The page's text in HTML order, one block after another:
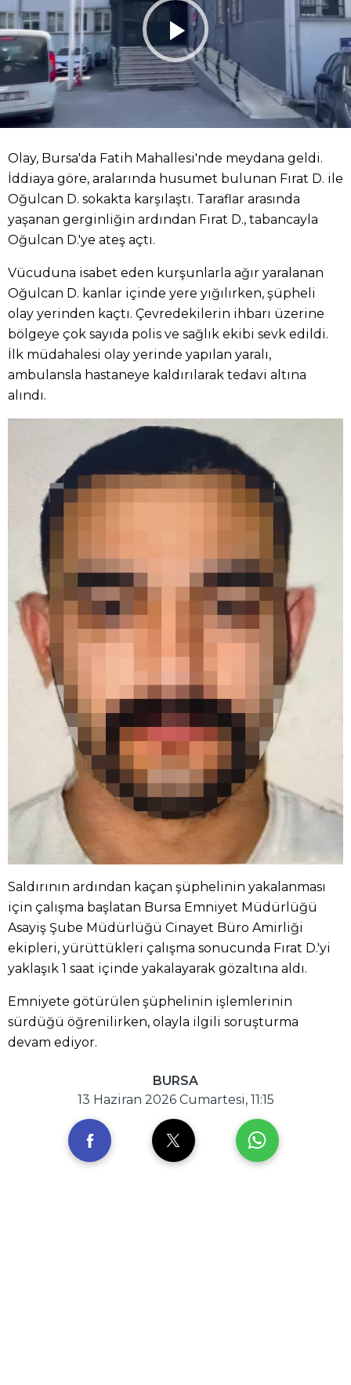
Olay, Bursa'da Fatih Mahallesi'nde meydana geldi.
İddiaya göre, aralarında husumet bulunan Fırat D. ile
Oğulcan D. sokakta karşılaştı. Taraflar arasında
yaşanan gerginliğin ardından Fırat D., tabancayla
Oğulcan D.'ye ateş açtı.
Vücuduna isabet eden kurşunlarla ağır yaralanan
Oğulcan D. kanlar içinde yere yığılırken, şüpheli
olay yerinden kaçtı. Çevredekilerin ihbarı üzerine
bölgeye çok sayıda polis ve sağlık ekibi sevk edildi.
İlk müdahalesi olay yerinde yapılan yaralı,
ambulansla hastaneye kaldırılarak tedavi altına
alındı.
Saldırının ardından kaçan şüphelinin yakalanması
için çalışma başlatan Bursa Emniyet Müdürlüğü
Asayiş Şube Müdürlüğü Cinayet Büro Amirliği
ekipleri, yürüttükleri çalışma sonucunda Fırat D.'yi
yaklaşık 1 saat içinde yakalayarak gözaltına aldı.
Emniyete götürülen şüphelinin işlemlerinin
sürdüğü öğrenilirken, olayla ilgili soruşturma
devam ediyor.
BURSA
13 Haziran 2026 Cumartesi, 11:15